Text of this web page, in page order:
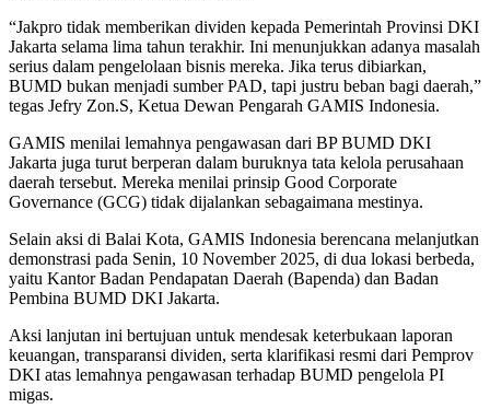
“Jakpro tidak memberikan dividen kepada Pemerintah Provinsi DKI
Jakarta selama lima tahun terakhir. Ini menunjukkan adanya masalah
serius dalam pengelolaan bisnis mereka. Jika terus dibiarkan,
BUMD bukan menjadi sumber PAD, tapi justru beban bagi daerah,”
tegas Jefry Zon.S, Ketua Dewan Pengarah GAMIS Indonesia.
GAMIS menilai lemahnya pengawasan dari BP BUMD DKI
Jakarta juga turut berperan dalam buruknya tata kelola perusahaan
daerah tersebut. Mereka menilai prinsip Good Corporate
Governance (GCG) tidak dijalankan sebagaimana mestinya.
Selain aksi di Balai Kota, GAMIS Indonesia berencana melanjutkan
demonstrasi pada Senin, 10 November 2025, di dua lokasi berbeda,
yaitu Kantor Badan Pendapatan Daerah (Bapenda) dan Badan
Pembina BUMD DKI Jakarta.
Aksi lanjutan ini bertujuan untuk mendesak keterbukaan laporan
keuangan, transparansi dividen, serta klarifikasi resmi dari Pemprov
DKI atas lemahnya pengawasan terhadap BUMD pengelola PI
migas.